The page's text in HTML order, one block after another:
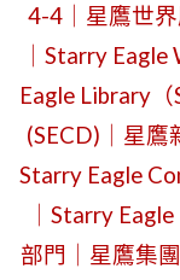
4-4｜星鷹世界
｜Starry
Eagle Library（
(SECD)｜星鷹
Starry Eagle
｜Starry
部門｜星鷹集